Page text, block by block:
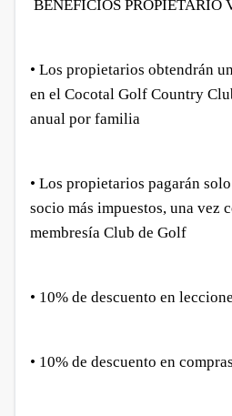
BENEFICIOS PROPIETARIO
• Los propietarios obtendrán
en el Cocotal Golf Country
anual por familia
• Los propietarios pagarán
socio más impuestos, una vez
membresía Club de Golf
• 10% de descuento en
• 10% de descuento en